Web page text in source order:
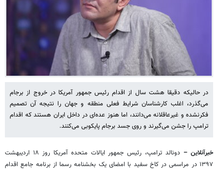
در حالیکه دقیقا هشت سال از اقدام رئیس جمهور آمریکا در خروج از برجام
می‌گذرد، اغلب کارشناسان شرایط فعلی منطقه و جهان را نتیجه آن تصمیم
فکرنشده و غیرعاقلانه می‌دانند، اما هنوز عده‌ای در داخل ایران هستند که اقدام
ترامپ را جشن می‌گیرند و روی جسد برجام پایکوبی می‌کنند.
خبرآنلاین –
دونالد ترامپ، رئیس جمهور ایالات متحده آمریکا روز ۱۸ اردیبهشت
۱۳۹۷ در مراسمی در کاخ سفید با امضای یک بخشنامه رسما از برنامه جامع اقدام